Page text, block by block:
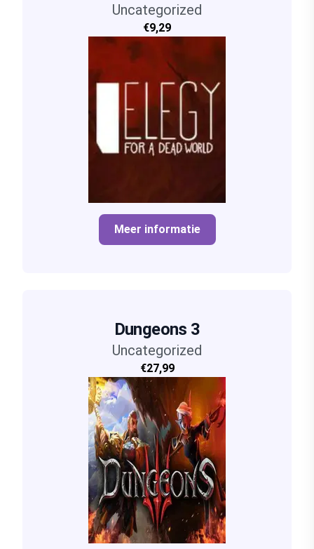
Uncategorized
€9,29
Meer informatie
Dungeons 3
Uncategorized
€27,99